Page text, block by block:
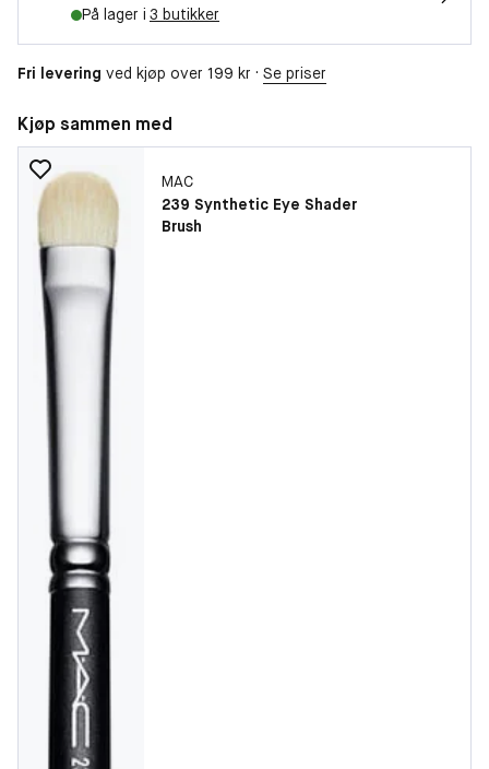
På lager i 3 butikker
Fri levering ved kjøp over 199 kr · Se priser
Kjøp sammen med
MAC
239 Synthetic Eye Shader
Brush